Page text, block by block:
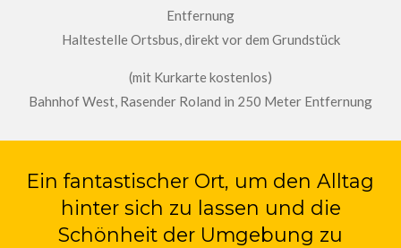
Entfernung
Haltestelle Ortsbus, direkt vor dem Grundstück
(mit Kurkarte kostenlos)
Bahnhof West, Rasender Roland in 250 Meter Entfernung
Ein fantastischer Ort, um den Alltag
hinter sich zu lassen und die
Schönheit der Umgebung zu